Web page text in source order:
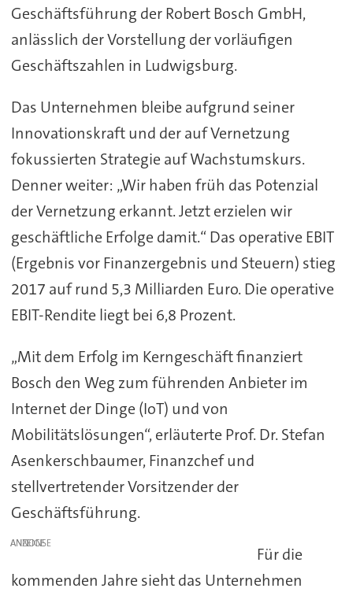
Geschäftsführung der Robert Bosch GmbH,
anlässlich der Vorstellung der vorläufigen
Geschäftszahlen in Ludwigsburg.
Das Unternehmen bleibe aufgrund seiner
Innovationskraft und der auf Vernetzung
fokussierten Strategie auf Wachstumskurs.
Denner weiter: „Wir haben früh das Potenzial
der Vernetzung erkannt. Jetzt erzielen wir
geschäftliche Erfolge damit.“ Das operative EBIT
(Ergebnis vor Finanzergebnis und Steuern) stieg
2017 auf rund 5,3 Milliarden Euro. Die operative
EBIT-Rendite liegt bei 6,8 Prozent.
„Mit dem Erfolg im Kerngeschäft finanziert
Bosch den Weg zum führenden Anbieter im
Internet der Dinge (IoT) und von
Mobilitätslösungen“, erläuterte Prof. Dr. Stefan
Asenkerschbaumer, Finanzchef und
stellvertretender Vorsitzender der
Geschäftsführung.
ANZEIGE
Für die
kommenden Jahre sieht das Unternehmen